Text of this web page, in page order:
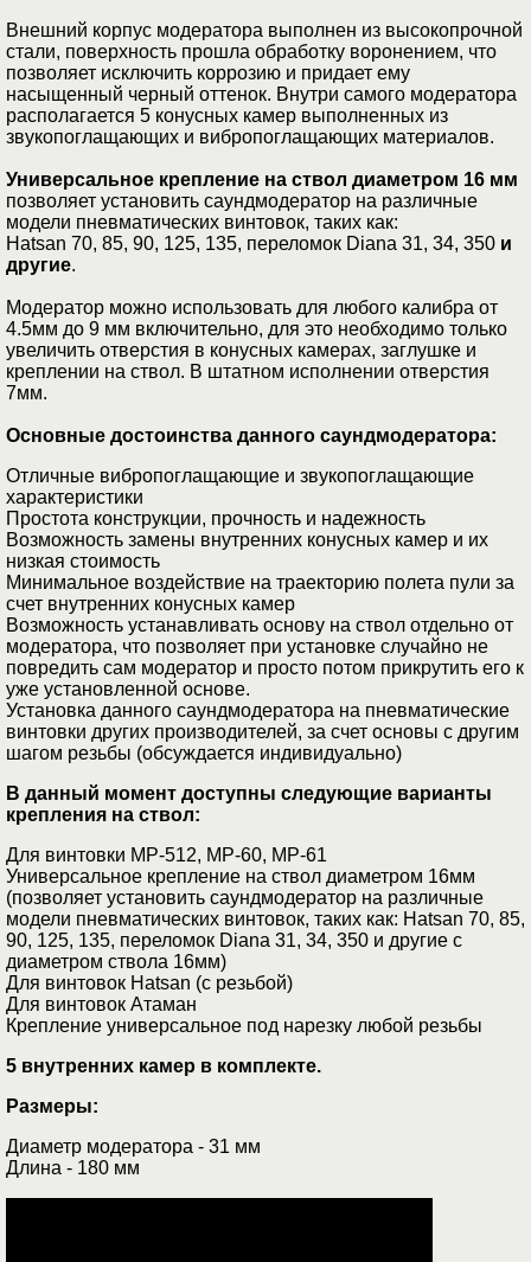
Внешний корпус модератора выполнен из высокопрочной
стали, поверхность прошла обработку воронением, что
позволяет исключить коррозию и придает ему
насыщенный черный оттенок. Внутри самого модератора
располагается 5 конусных камер выполненных из
звукопоглащающих и вибропоглащающих материалов.
Универсальное крепление на ствол диаметром 16 мм
позволяет установить саундмодератор на различные
модели пневматических винтовок, таких как:
Hatsan 70, 85, 90, 125, 135, переломок Diana 31, 34, 350 и
другие.
Модератор можно использовать для любого калибра от
4.5мм до 9 мм включительно, для это необходимо только
увеличить отверстия в конусных камерах, заглушке и
креплении на ствол. В штатном исполнении отверстия
7мм.
Основные достоинства данного саундмодератора:
Отличные вибропоглащающие и звукопоглащающие
характеристики
Простота конструкции, прочность и надежность
Возможность замены внутренних конусных камер и их
низкая стоимость
Минимальное воздействие на траекторию полета пули за
счет внутренних конусных камер
Возможность устанавливать основу на ствол отдельно от
модератора, что позволяет при установке случайно не
повредить сам модератор и просто потом прикрутить его к
уже установленной основе.
Установка данного саундмодератора на пневматические
винтовки других производителей, за счет основы с другим
шагом резьбы (обсуждается индивидуально)
В данный момент доступны следующие варианты
крепления на ствол:
Для винтовки МР-512, МР-60, МР-61
Универсальное крепление на ствол диаметром 16мм
(позволяет установить саундмодератор на различные
модели пневматических винтовок, таких как: Hatsan 70, 85,
90, 125, 135, переломок Diana 31, 34, 350 и другие с
диаметром ствола 16мм)
Для винтовок Hatsan (c резьбой)
Для винтовок Атаман
Крепление универсальное под нарезку любой резьбы
5 внутренних камер в комплекте.
Размеры:
Диаметр модератора - 31 мм
Длина - 180 мм